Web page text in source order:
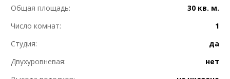
Общая площадь:
30 кв. м.
Число комнат:
1
Студия:
да
Двухуровневая:
нет